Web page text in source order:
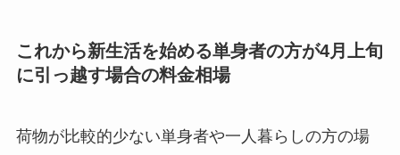
これから新生活を始める単身者の方が4月上旬
に引っ越す場合の料金相場
荷物が比較的少ない単身者や一人暮らしの方の場